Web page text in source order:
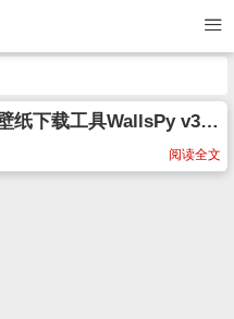
安卓高清4K免费壁纸下载工具WallsPy v3.1.0(手机壁纸2022最新壁纸高清)
阅读全文